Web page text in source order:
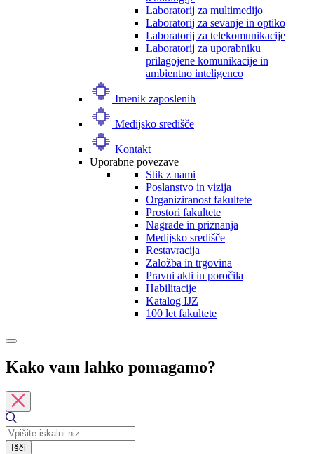
Laboratorij za multimedijo
Laboratorij za sevanje in optiko
Laboratorij za telekomunikacije
Laboratorij za uporabniku
prilagojene komunikacije in
ambientno inteligenco
Imenik zaposlenih
Medijsko središče
Kontakt
Uporabne povezave
Stik z nami
Poslanstvo in vizija
Organiziranost fakultete
Prostori fakultete
Nagrade in priznanja
Medijsko središče
Restavracija
Založba in trgovina
Pravni akti in poročila
Habilitacije
Katalog IJZ
100 let fakultete
Kako vam lahko pomagamo?
Išči